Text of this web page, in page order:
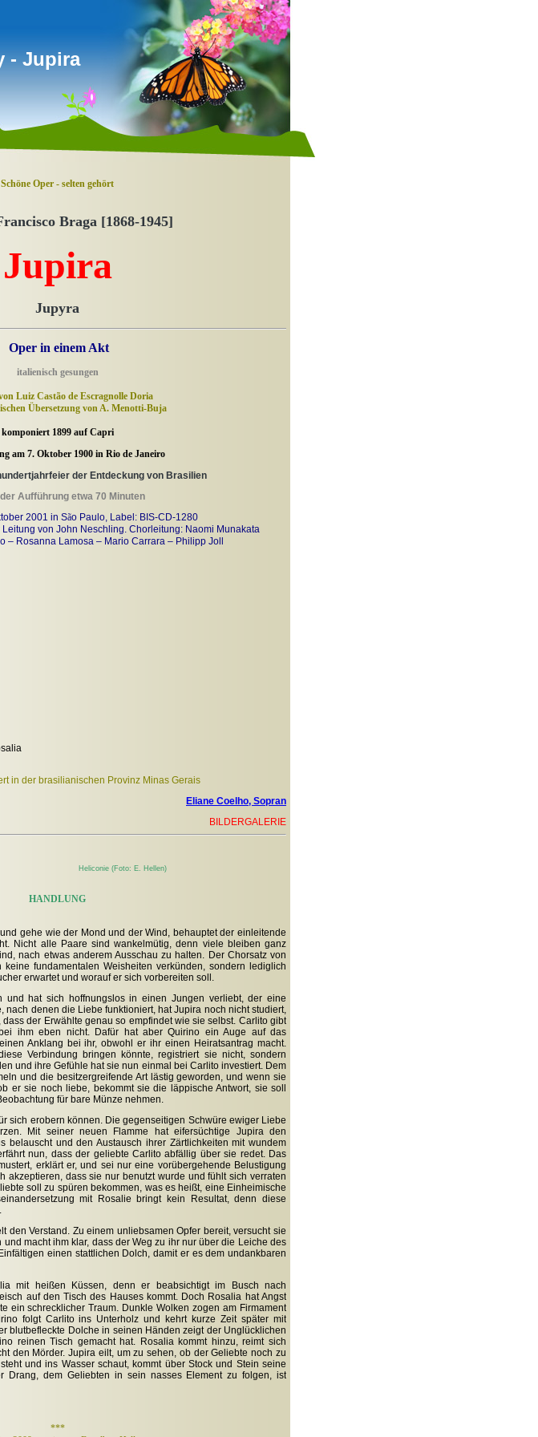
- Jupira
Schöne Oper - selten gehört
Braga [1868-1945]
Jupira
Jupyra
Oper in einem Akt
italienisch gesungen
Luiz Castão de Escragnolle Doria
Übersetzung von A. Menotti-Buja
komponiert 1899 auf Capri
am 7. Oktober 1900 in Rio de Janeiro
der Entdeckung von Brasilien
Aufführung etwa 70 Minuten
2001 in São Paulo, Label: BIS-CD-1280
von John Neschling. Chorleitung: Naomi Munakata
– Rosanna Lamosa – Mario Carrara – Philipp Joll
in der brasilianischen Provinz Minas Gerais
Eliane Coelho, Sopran
BILDERGALERIE
(Foto: E. Hellen)
HANDLUNG
gehe wie der Mond und der Wind, behauptet der einleitende
Nicht alle Paare sind wankelmütig, denn viele bleiben ganz
nach etwas anderem Ausschau zu halten. Der Chorsatz von
fundamentalen Weisheiten verkünden, sondern lediglich
erwartet und worauf er sich vorbereiten soll.
und hat sich hoffnungslos in einen Jungen verliebt, der eine
nach denen die Liebe funktioniert, hat Jupira noch nicht studiert,
der Erwählte genau so empfindet wie sie selbst. Carlito gibt
ihm eben nicht. Dafür hat aber Quirino ein Auge auf das
Anklang bei ihr, obwohl er ihr einen Heiratsantrag macht.
Verbindung bringen könnte, registriert sie nicht, sondern
und ihre Gefühle hat sie nun einmal bei Carlito investiert. Dem
und die besitzergreifende Art lästig geworden, und wenn sie
er sie noch liebe, bekommt sie die läppische Antwort, sie soll
für bare Münze nehmen.
sich erobern können. Die gegenseitigen Schwüre ewiger Liebe
Mit seiner neuen Flamme hat eifersüchtige Jupira den
belauscht und den Austausch ihrer Zärtlichkeiten mit wundem
nun, dass der geliebte Carlito abfällig über sie redet. Das
erklärt er, und sei nur eine vorübergehende Belustigung
akzeptieren, dass sie nur benutzt wurde und fühlt sich verraten
soll zu spüren bekommen, was es heißt, eine Einheimische
mit Rosalie bringt kein Resultat, denn diese
den Verstand. Zu einem unliebsamen Opfer bereit, versucht sie
macht ihm klar, dass der Weg zu ihr nur über die Leiche des
einen stattlichen Dolch, damit er es dem undankbaren
mit heißen Küssen, denn er beabsichtigt im Busch nach
auf den Tisch des Hauses kommt. Doch Rosalia hat Angst
ein schrecklicher Traum. Dunkle Wolken zogen am Firmament
folgt Carlito ins Unterholz und kehrt kurze Zeit später mit
blutbefleckte Dolche in seinen Händen zeigt der Unglücklichen
reinen Tisch gemacht hat. Rosalia kommt hinzu, reimt sich
den Mörder. Jupira eilt, um zu sehen, ob der Geliebte noch zu
und ins Wasser schaut, kommt über Stock und Stein seine
Drang, dem Geliebten in sein nasses Element zu folgen, ist
***